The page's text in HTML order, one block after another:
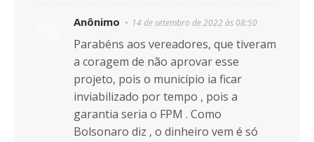
Anônimo 14 de setembro de 2022 às 08:50
Parabéns aos vereadores, que tiveram
a coragem de não aprovar esse
projeto, pois o município ia ficar
inviabilizado por tempo , pois a
garantia seria o FPM . Como
Bolsonaro diz , o dinheiro vem é só